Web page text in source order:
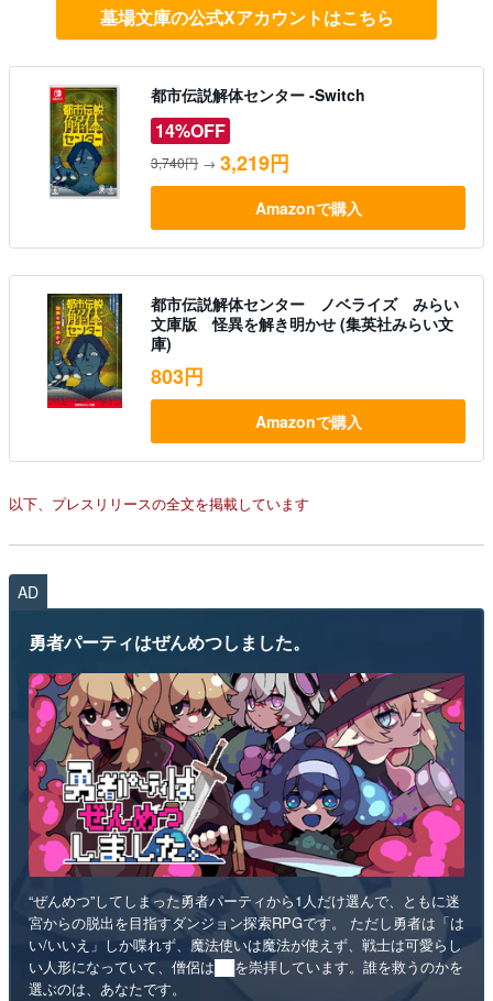
墓場文庫の公式Xアカウントはこちら
都市伝説解体センター -Switch
14%OFF
3,740円 → 3,219円
Amazonで購入
都市伝説解体センター ノベライズ みらい
文庫版 怪異を解き明かせ (集英社みらい文
庫)
803円
Amazonで購入
以下、プレスリリースの全文を掲載しています
AD
勇者パーティはぜんめつしました。
“ぜんめつ”してしまった勇者パーティから1人だけ選んで、ともに迷
宮からの脱出を目指すダンジョン探索RPGです。 ただし勇者は「は
い/いいえ」しか喋れず、魔法使いは魔法が使えず、戦士は可愛らし
い人形になっていて、僧侶は██を崇拝しています。誰を救うのかを
選ぶのは、あなたです。